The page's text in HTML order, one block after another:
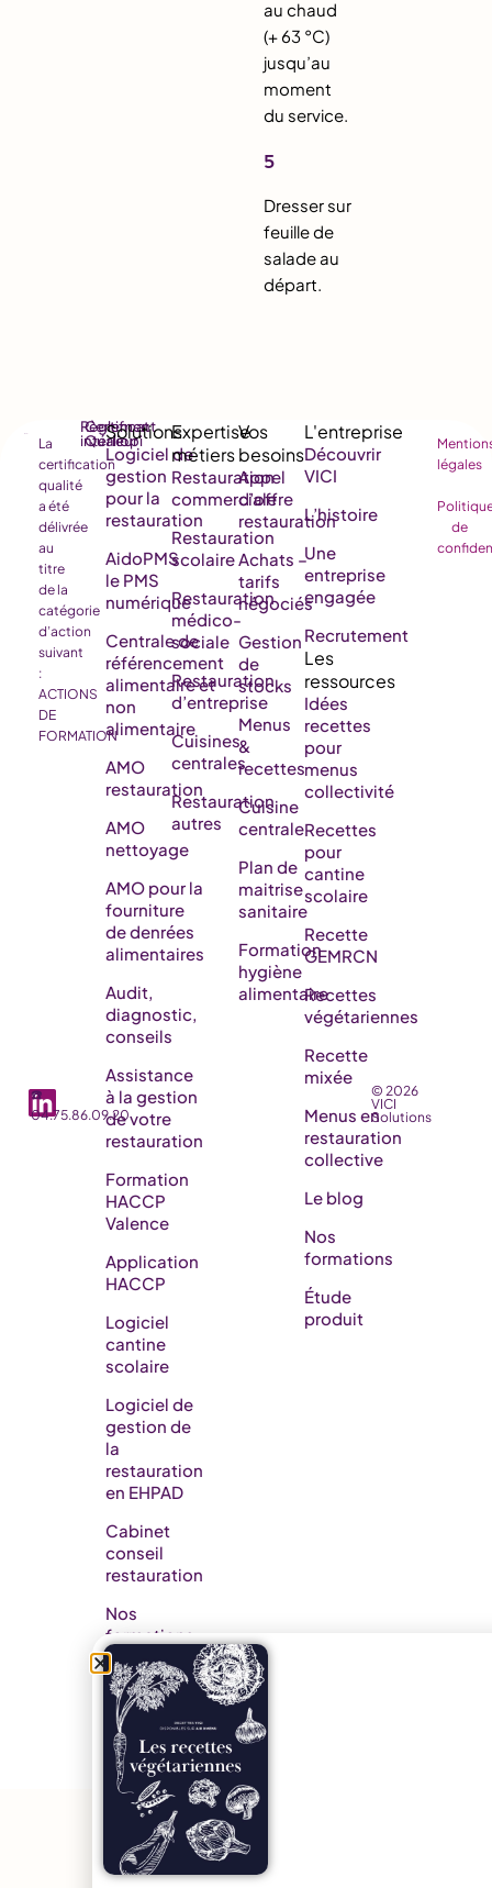
au chaud
(+ 63 °C)
jusqu’au
moment
du service.
5
Dresser sur
feuille de
salade au
départ.
☎️
04.75.86.09.20
La
certification
qualité
a été
délivrée
au
titre
de la
catégorie
d’action
suivant
:
ACTIONS
DE
FORMATION
Règlement
intérieur
Certificat
Qualiopi
Logiciel de
gestion
pour la
restauration
AidoPMS
le PMS
numérique
Centrale de
référencement
alimentaire et
non
alimentaire
AMO
restauration
AMO
nettoyage
AMO pour la
fourniture
de denrées
alimentaires
Audit,
diagnostic,
conseils
Assistance
à la gestion
de votre
restauration
Formation
HACCP
Valence
Application
HACCP
Logiciel
cantine
scolaire
Logiciel de
gestion de
la
restauration
en EHPAD​
Cabinet
conseil
restauration
Nos
formations
Nos
partenaires
Releases
notes
AidoMenu
Restauration
commerciale
Restauration
scolaire
Restauration
médico-
sociale
Restauration
d’entreprise
Cuisines
centrales
Restauration
autres
Appel
d’offre
restauration
Achats –
tarifs
négociés
Gestion
de
stocks
Menus
&
recettes
Cuisine
centrale
Plan de
maitrise
sanitaire
Formation
hygiène
alimentaire
Découvrir
VICI
L’histoire
Une
entreprise
engagée
Recrutement
Idées
recettes
pour
menus
collectivité
Recettes
pour
cantine
scolaire
Recette
GEMRCN
Recettes
végétariennes
Recette
mixée
Menus en
restauration
collective
Le blog
Nos
formations
Étude
produit
© 2026
VICI
Solutions
légales
de